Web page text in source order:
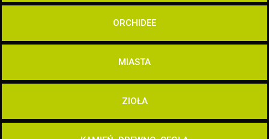
ORCHIDEE
MIASTA
ZIOŁA